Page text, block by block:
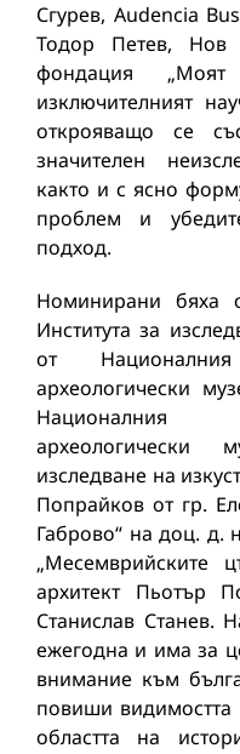
Сгурев, Audencia
Тодор Петев, Нов
фондация
изключителният
открояващо се
значителен
както и с ясно
проблем и
подход.
Номинирани бяха
Института за
от
археологически
Националния
изследване на
Попрайков от гр.
Габрово“ на доц. д.
„Месемврийските
архитект Пьотър
Станислав Станев.
ежегодна и има за
внимание към
повиши видимостта
областта на